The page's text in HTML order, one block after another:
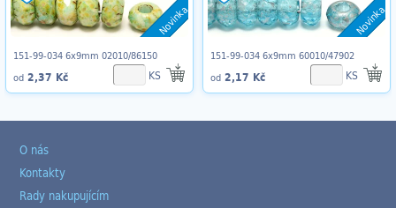
Novinka
151-99-034 6x9mm 02010/86150
od 2,37 Kč KS
Novinka
151-99-034 6x9mm 60010/47902
od 2,17 Kč KS
O nás
Kontakty
Rady nakupujícím